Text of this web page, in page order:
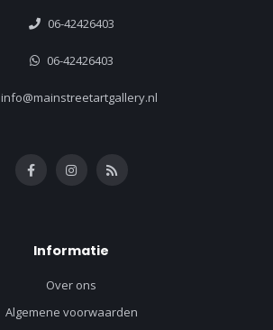
06-42426403
06-42426403
info@mainstreetartgallery.nl
Informatie
Over ons
Algemene voorwaarden